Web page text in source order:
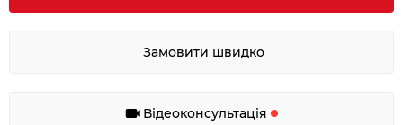
Замовити швидко
Відеоконсультація